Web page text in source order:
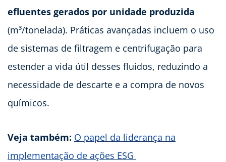
efluentes gerados por unidade produzida
(m³/tonelada). Práticas avançadas incluem o uso
de sistemas de filtragem e centrifugação para
estender a vida útil desses fluidos, reduzindo a
necessidade de descarte e a compra de novos
químicos.
Veja também: O papel da liderança na
implementação de ações ESG